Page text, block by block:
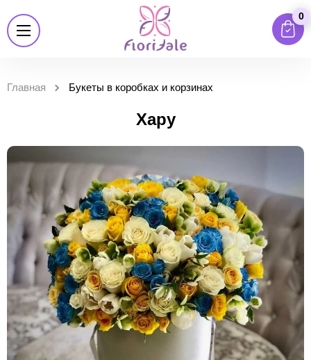
0
Главная Букеты в коробках и корзинах
Хару